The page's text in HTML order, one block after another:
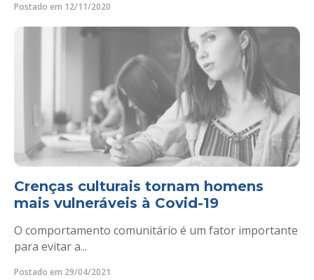
Postado em 12/11/2020
Crenças culturais tornam homens
mais vulneráveis à Covid-19
O comportamento comunitário é um fator importante
para evitar a...
Postado em 29/04/2021